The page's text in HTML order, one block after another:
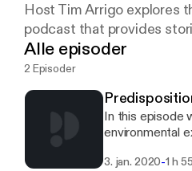
Host Tim Arrigo explores
podcast that provides
Alle episoder
2 Episoder
In this episode
environmental
3. jan. 2020-1 h